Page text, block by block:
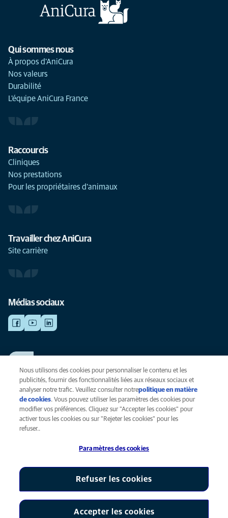
Qui sommes nous
À propos d'AniCura
Nos valeurs
Durabilité
L'équipe AniCura France
Raccourcis
Cliniques
Nos prestations
Pour les propriétaires d'animaux
Travailler chez AniCura
Site carrière
Médias sociaux
Voir nos offres d'emploi
Vie privée
Légal
Cookies
AniCura est une filiale de Mars, Inc © 2026
Paramètres des cookies
Nous utilisons des cookies pour personnaliser le contenu et les
publicités, fournir des fonctionnalités liées aux réseaux sociaux et
analyser notre trafic. Veuillez consulter notrepolitique en matière
de cookies(opens in a new tab)
. Vous pouvez utiliser les paramètres des cookies pour
modifier vos préférences. Cliquez sur "Accepter les cookies" pour
activer tous les cookies ou sur "Rejeter les cookies" pour les
refuser..
Paramètres des cookies
Refuser les cookies
Accepter les cookies